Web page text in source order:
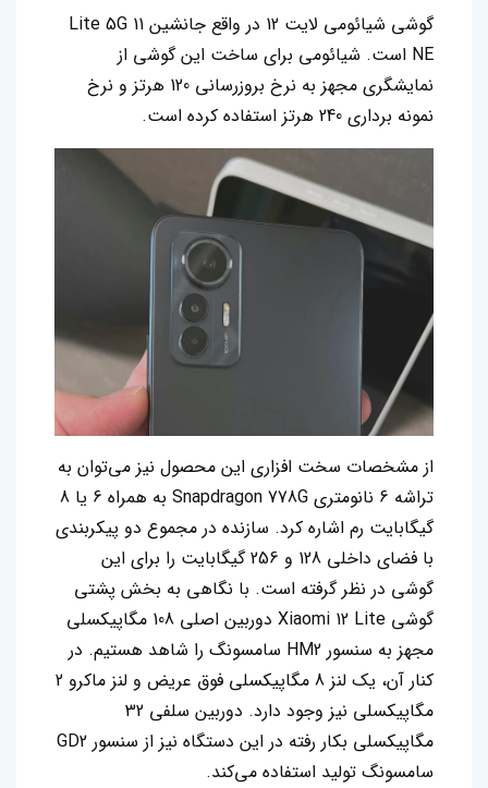
گوشی شیائومی لایت 12 در واقع جانشین 11 Lite 5G
NE است. شیائومی برای ساخت این گوشی از
نمایشگری مجهز به نرخ بروزرسانی 120 هرتز و نرخ
نمونه برداری 240 هرتز استفاده کرده است.
از مشخصات سخت افزاری این محصول نیز می‌توان به
تراشه 6 نانومتری Snapdragon 778G به همراه 6 یا 8
گیگابایت رم اشاره کرد. سازنده در مجموع دو پیکربندی
با فضای داخلی 128 و 256 گیگابایت را برای این
گوشی در نظر گرفته است. با نگاهی به بخش پشتی
گوشی Xiaomi 12 Lite دوربین اصلی 108 مگاپیکسلی
مجهز به سنسور HM2 سامسونگ را شاهد هستیم. در
کنار آن، یک لنز 8 مگاپیکسلی فوق عریض و لنز ماکرو 2
مگاپیکسلی نیز وجود دارد. دوربین سلفی 32
مگاپیکسلی بکار رفته در این دستگاه نیز از سنسور GD2
سامسونگ تولید استفاده می‌کند.